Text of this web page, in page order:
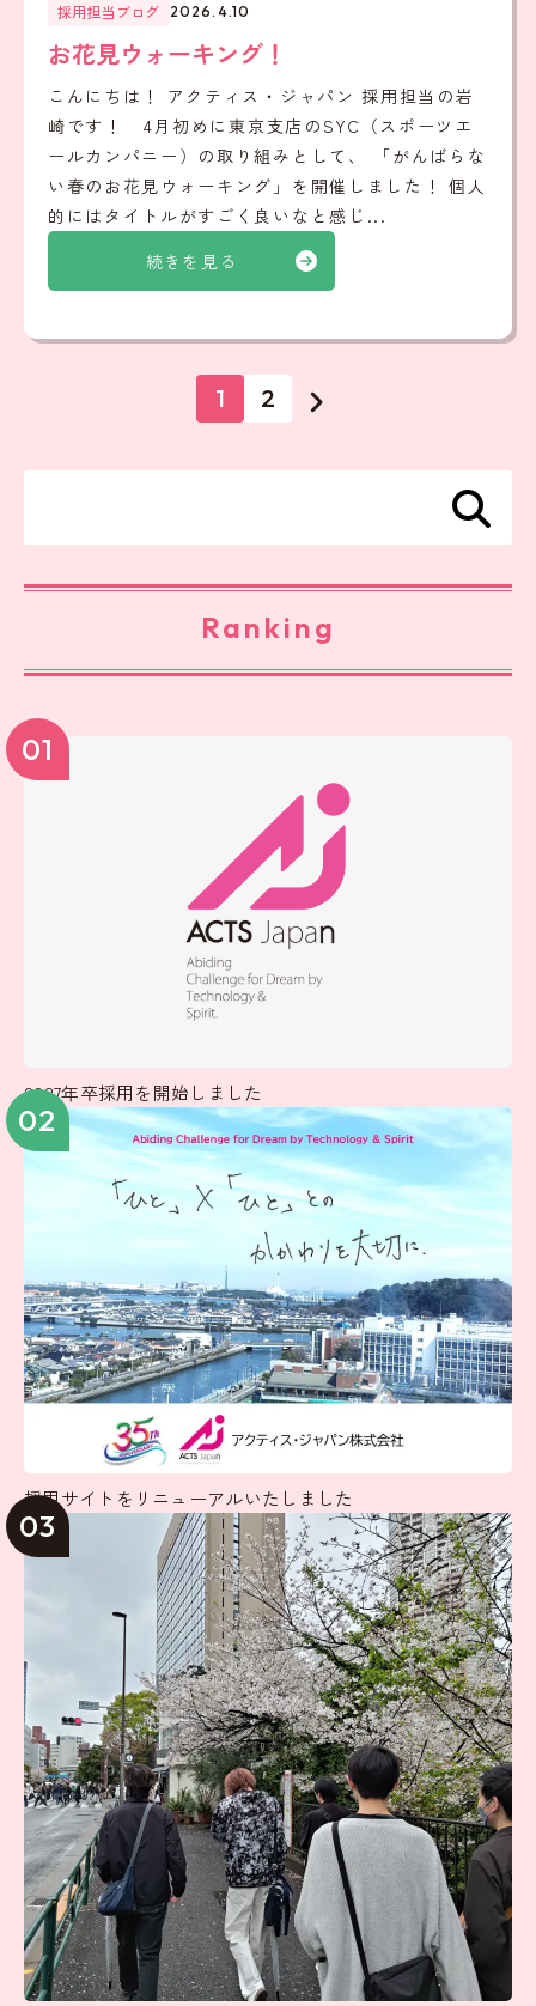
続きを見る
採用担当ブログ 2026.4.10
お花見ウォーキング！
こんにちは！ アクティス・ジャパン 採用担当の岩
崎です！ 4月初めに東京支店のSYC（スポーツエ
ールカンパニー）の取り組みとして、 「がんばらな
い春のお花見ウォーキング」を開催しました！ 個人
的にはタイトルがすごく良いなと感じ...
1 2
Ranking
01
2027年卒採用を開始しました
02
採用サイトをリニューアルいたしました
03